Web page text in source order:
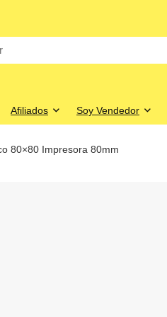
Afiliados Soy Vendedor
80×80 Impresora 80mm